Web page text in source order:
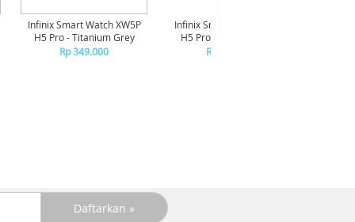
Infinix Smart Watch XW5P
H5 Pro - Titanium Grey
Rp 349.000
Infinix Smart Watch XW5P
H5 Pro - Chrome Silver
Rp 349.000